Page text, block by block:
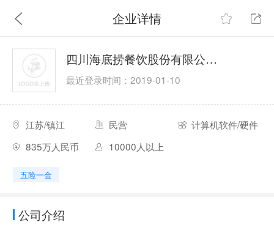
企业详情
四川海底捞餐饮股份有限公司北京第八分公司
最近登录时间：2019-01-10
江苏/镇江 民营
计算机软件/硬件
835万人民币
10000人以上
五险一金
公司介绍